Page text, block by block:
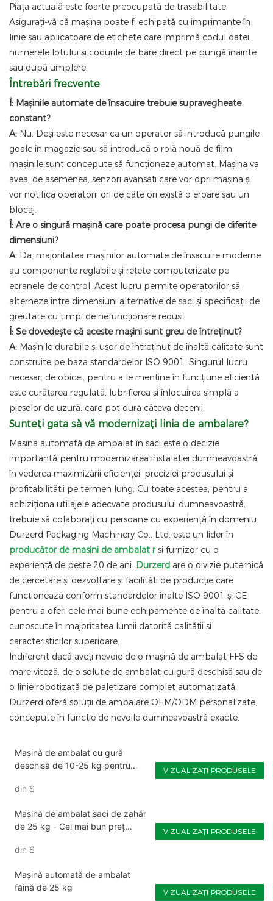
Piața actuală este foarte preocupată de trasabilitate.
Asigurați-vă că mașina poate fi echipată cu imprimante în
linie sau aplicatoare de etichete care imprimă codul datei,
numerele lotului și codurile de bare direct pe pungă înainte
sau după umplere.
Întrebări frecvente
Î: Mașinile automate de însacuire trebuie supravegheate
constant?
A: Nu. Deși este necesar ca un operator să introducă pungile
goale în magazie sau să introducă o rolă nouă de film,
mașinile sunt concepute să funcționeze automat. Mașina va
avea, de asemenea, senzori avansați care vor opri mașina și
vor notifica operatorii ori de câte ori există o eroare sau un
blocaj.
Î: Are o singură mașină care poate procesa pungi de diferite
dimensiuni?
A: Da, majoritatea mașinilor automate de însacuire moderne
au componente reglabile și rețete computerizate pe
ecranele de control. Acest lucru permite operatorilor să
alterneze între dimensiuni alternative de saci și specificații de
greutate cu timpi de nefuncționare redusi.
Î: Se dovedește că aceste mașini sunt greu de întreținut?
A: Mașinile durabile și ușor de întreținut de înaltă calitate sunt
construite pe baza standardelor ISO 9001. Singurul lucru
necesar, de obicei, pentru a le menține în funcțiune eficientă
este curățarea regulată, lubrifierea și înlocuirea simplă a
pieselor de uzură, care pot dura câteva decenii.
Sunteți gata să vă modernizați linia de ambalare?
Mașina automată de ambalat în saci este o decizie
importantă pentru modernizarea instalației dumneavoastră,
în vederea maximizării eficienței, preciziei produsului și
profitabilității pe termen lung. Cu toate acestea, pentru a
achiziționa utilajele adecvate produsului dumneavoastră,
trebuie să colaborați cu persoane cu experiență în domeniu.
Durzerd Packaging Machinery Co., Ltd. este un lider în
producător de mașini de ambalat rși furnizor cu o
experiență de peste 20 de ani. Durzerd are o divizie puternică
de cercetare și dezvoltare și facilități de producție care
funcționează conform standardelor înalte ISO 9001 și CE
pentru a oferi cele mai bune echipamente de înaltă calitate,
cunoscute în majoritatea lumii datorită calității și
caracteristicilor superioare.
Indiferent dacă aveți nevoie de o mașină de ambalat FFS de
mare viteză, de o soluție de ambalat cu gură deschisă sau de
o linie robotizată de paletizare complet automatizată,
Durzerd oferă soluții de ambalare OEM/ODM personalizate,
concepute în funcție de nevoile dumneavoastră exacte.
Mașină de ambalat cu gură
deschisă de 10-25 kg pentru
din $
VIZUALIZAȚI PRODUSELE
Mașină de ambalat saci de zahăr
de 25 kg - Cel mai bun preț
din $
VIZUALIZAȚI PRODUSELE
Mașină automată de ambalat
făină de 25 kg
VIZUALIZAȚI PRODUSELE